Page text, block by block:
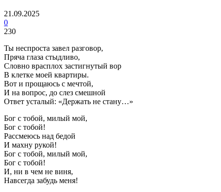
21.09.2025
0
230
Ты неспроста завел разговор,
Пряча глаза стыдливо,
Словно врасплох застигнутый вор
В клетке моей квартиры.
Вот и прощаюсь с мечтой,
И на вопрос, до слез смешной
Ответ усталый: «Держать не стану…»
Бог с тобой, милый мой,
Бог с тобой!
Рассмеюсь над бедой
И махну рукой!
Бог с тобой, милый мой,
Бог с тобой!
И, ни в чем не виня,
Навсегда забудь меня!